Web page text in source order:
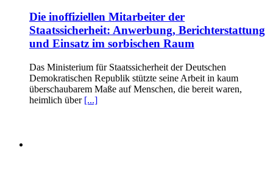
Die inoffiziellen Mitarbeiter der
Staatssicherheit: Anwerbung, Berichterstattung
und Einsatz im sorbischen Raum
Das Ministerium für Staatssicherheit der Deutschen
Demokratischen Republik stützte seine Arbeit in kaum
überschaubarem Maße auf Menschen, die bereit waren,
heimlich über [...]